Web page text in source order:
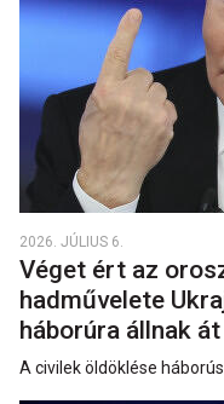
2026. JÚLIUS 6.
Véget ért az
hadművelete
háborúra állnak át
A civilek öldöklése